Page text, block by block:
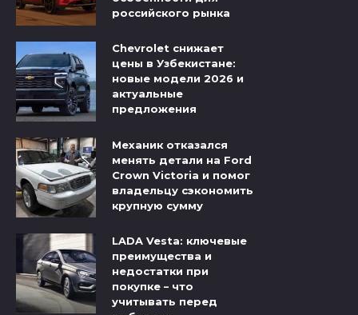
российского рынка
Chevrolet снижает
цены в Узбекистане:
новые модели 2026 и
актуальные
предложения
Механик отказался
менять детали на Ford
Crown Victoria и помог
владельцу сэкономить
крупную сумму
LADA Vesta: ключевые
преимущества и
недостатки при
покупке – что
учитывать перед